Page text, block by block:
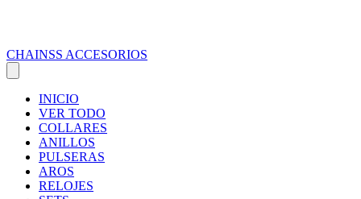
CHAINSS ACCESORIOS
INICIO
VER TODO
COLLARES
ANILLOS
PULSERAS
AROS
RELOJES